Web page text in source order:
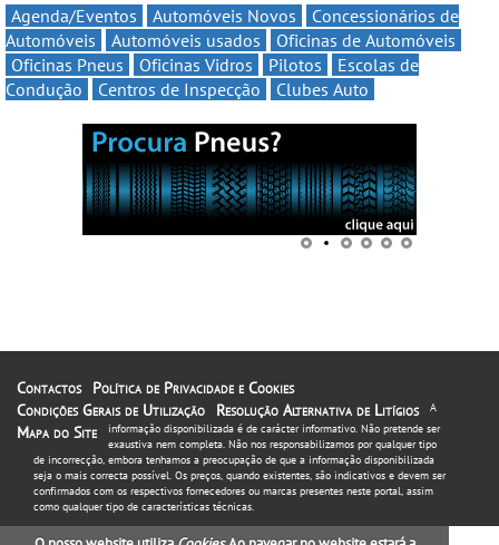
Agenda/Eventos Automóveis Novos
Concessionários de
Automóveis
Automóveis usados
Oficinas de Automóveis
Oficinas Pneus
Oficinas Vidros Pilotos
Escolas de
Condução
Centros de Inspecção Clubes Auto
Contactos
Política de Privacidade e Cookies
Condições Gerais de Utilização
Resolução Alternativa de Litígios
Mapa do Site
A
informação disponibilizada é de carácter informativo. Não pretende ser
exaustiva nem completa. Não nos responsabilizamos por qualquer tipo
de incorrecção, embora tenhamos a preocupação de que a informação disponibilizada
seja o mais correcta possível. Os preços, quando existentes, são indicativos e devem ser
confirmados com os respectivos fornecedores ou marcas presentes neste portal, assim
como qualquer tipo de características técnicas.